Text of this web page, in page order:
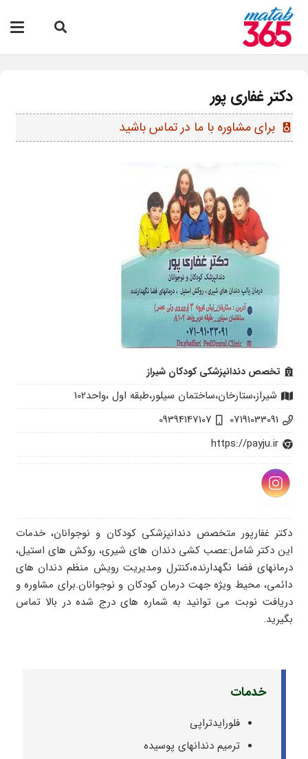
دکتر غفاری پور
speaker برای مشاوره با ما در تماس باشید
تخصص دندانپزشکی کودکان شیراز
شیراز،ستارخان،ساختمان سیلور،طبقه اول ،واحد102
07191033091
09394147107
https://payju.ir
دکتر غفارپور متخصص دندانپزشکی کودکان و نوجوانان، خدمات
این دکتر شامل:عصب کشی دندان های شیری، روکش های استیل،
درمانهای فضا نگهدارنده،کنترل ومدیریت رویش منظم دندان های
دائمی، محیط ویژه جهت درمان کودکان و نوجوانان.برای مشاوره و
دریافت نوبت می توانید به شماره های درج شده در بالا تماس
بگیرید.
خدمات
فلورایدتراپی
ترمیم دندانهای پوسیده